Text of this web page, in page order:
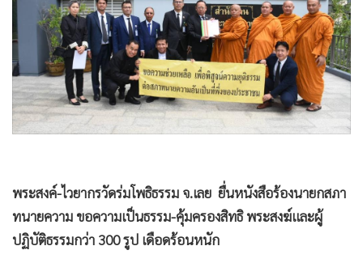
Green Innovation & SD
•
Management & HR
•
MGR Live
• Infographic
• การเมือง
• ต่างประเทศ
• Special Scoop
• เศรษฐกิจ-ธุรกิจ
พระสงค์-ไวยากรวัดร่มโพธิธรรม จ.เลย ยื่นหนังสือร้องนายกสภา
ทนายความ ขอความเป็นธรรม-คุ้มครองสิทธิ พระสงฆ์และผู้
ปฏิบัติธรรมกว่า 300 รูป เดือดร้อนหนัก